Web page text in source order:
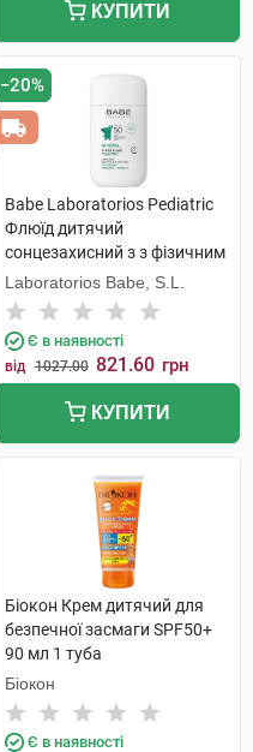
КУПИТИ
−20%
Babe Laboratorios Pediatric
Флюїд дитячий
сонцезахисний з з фізичним
фільтром з пантенолом та
пребіотиком з SPF50 50 мл 1
флакон
Laboratorios Babe, S.L.
Є в наявності
від 1027.00 821.60 грн
КУПИТИ
Біокон Крем дитячий для
безпечної засмаги SPF50+
90 мл 1 туба
Біокон
Є в наявності